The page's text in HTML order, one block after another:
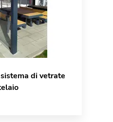
di vetrate